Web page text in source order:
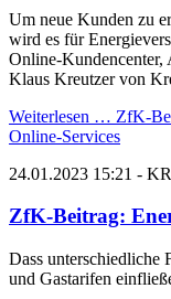
Um neue Kunden zu
wird es für
Online-Kundencenter,
Klaus Kreutzer von
Weiterlesen … ZfK-
Online-Services
24.01.2023 15:21 -
ZfK-Beitrag:
Dass unterschiedliche
und Gastarifen